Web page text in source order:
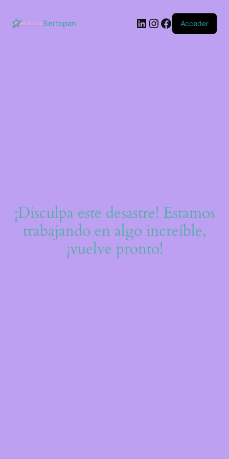
contenido
Sertopan LinkedIn
Instagram
Facebook
Acceder
¡Disculpa este desastre! Estamos
trabajando en algo increíble,
¡vuelve pronto!